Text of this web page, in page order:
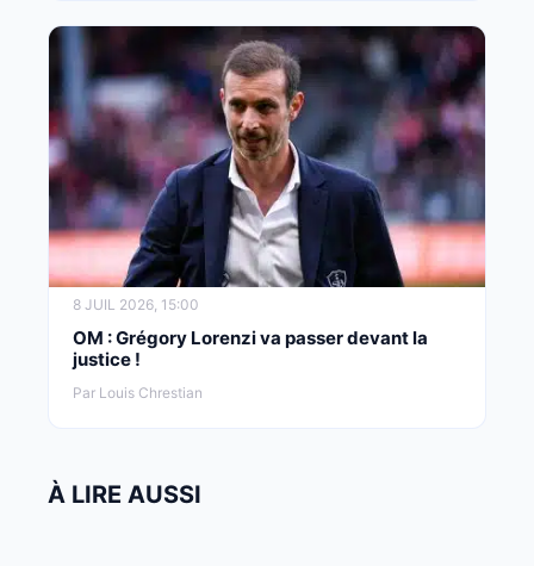
8 JUIL 2026, 15:00
OM : Grégory Lorenzi va passer devant la
justice !
Par Louis Chrestian
À LIRE AUSSI